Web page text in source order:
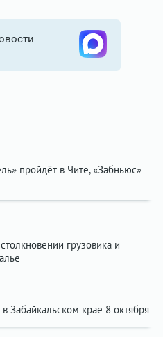
пройдёт в Чите, «Забньюс»
грузовика и
Забайкальском крае 8 октября